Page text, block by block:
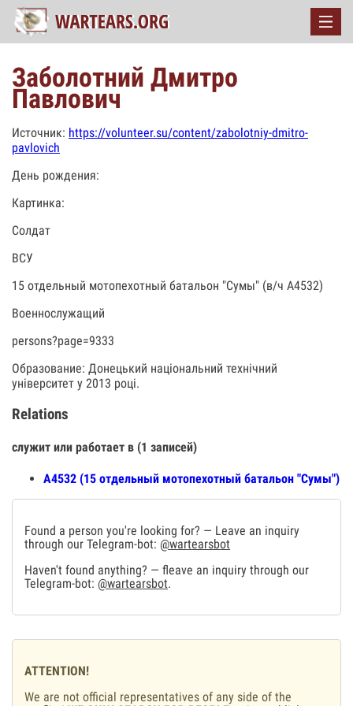
Заболотний Дмитро
Павлович
Источник: https://volunteer.su/content/zabolotniy-dmitro-
pavlovich
День рождения:
Картинка:
Солдат
ВСУ
15 отдельный мотопехотный батальон "Сумы" (в/ч А4532)
Военнослужащий
persons?page=9333
Образование: Донецький національний технічний
університет у 2013 році.
Relations
служит или работает в (1 записей)
А4532 (15 отдельный мотопехотный батальон "Сумы")
Found a person you're looking for? — Leave an inquiry
through our Telegram-bot: @wartearsbot
Haven't found anything? — fleave an inquiry through our
Telegram-bot: @wartearsbot.
ATTENTION!
We are not official representatives of any side of the